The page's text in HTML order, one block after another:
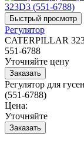
Регулятор
CATERPILLAR
551-6788
Уточняйте цену
Регулятор для
(551-6788)
Цена:
Уточняйте